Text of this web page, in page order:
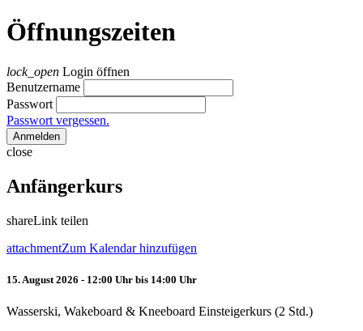
Öffnungszeiten
lock_open Login öffnen
Benutzername
Passwort
Passwort vergessen.
Anmelden
close
Anfängerkurs
shareLink teilen
attachmentZum Kalendar hinzufügen
15. August 2026 - 12:00 Uhr bis 14:00 Uhr
Wasserski, Wakeboard & Kneeboard Einsteigerkurs (2 Std.)